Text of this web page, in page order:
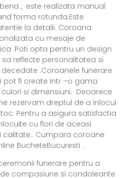
, este realizata manual
forma rotunda.Este
la detalii. Coroana
cu mesaje de
.Poti opta pentru un design
reflecte personalitatea si
.Coroanele funerare
pot fi create intr –o gama
si dimensiuni. Deoarece
rezervam dreptul de a inlocui
Pentru a asigura satisfactia
cu flori de aceasi
calitate.. Cumpara coroane
BucheteBucuresti .
funerare pentru a
compasiune si condoleante